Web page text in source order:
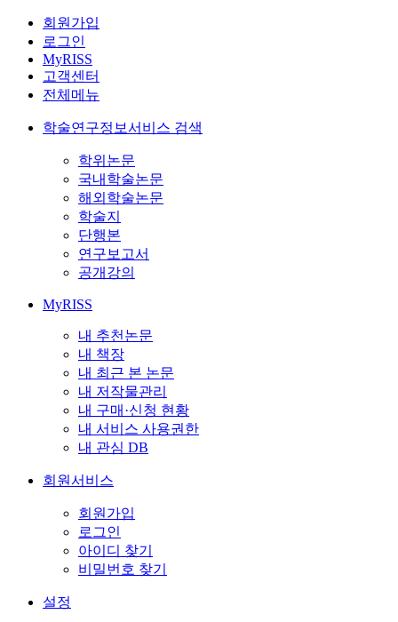
회원가입
로그인
MyRISS
고객센터
전체메뉴
학술연구정보서비스 검색
학위논문
국내학술논문
해외학술논문
학술지
단행본
연구보고서
공개강의
MyRISS
내 추천논문
내 책장
내 최근 본 논문
내 저작물관리
내 구매·신청 현황
내 서비스 사용권한
내 관심 DB
회원서비스
회원가입
로그인
아이디 찾기
비밀번호 찾기
설정